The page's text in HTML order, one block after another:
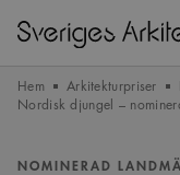
Hem Arkitekturpriser
Nordisk djungel –
NOMINERAD